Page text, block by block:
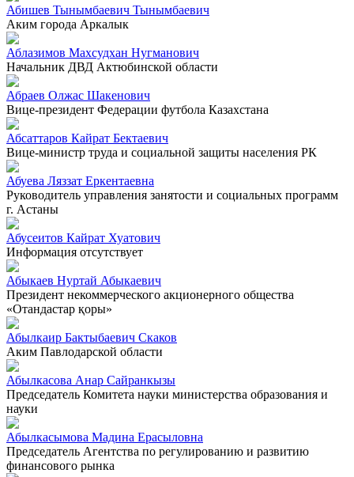
Абишев Тынымбаевич Тынымбаевич
Аким города Аркалык
Аблазимов Махсудхан Нугманович
Начальник ДВД Актюбинской области
Абраев Олжас Шакенович
Вице-президент Федерации футбола Казахстана
Абсаттаров Кайрат Бектаевич
Вице-министр труда и социальной защиты населения РК
Абуева Ляззат Еркентаевна
Руководитель управления занятости и социальных программ
г. Астаны
Абусеитов Кайрат Хуатович
Информация отсутствует
Абыкаев Нуртай Абыкаевич
Президент некоммерческого акционерного общества
«Отандастар қоры»
Абылкаир Бактыбаевич Скаков
Аким Павлодарской области
Абылкасова Анар Сайранкызы
Председатель Комитета науки министерства образования и
науки
Абылкасымова Мадина Ерасыловна
Председатель Агентства по регулированию и развитию
финансового рынка